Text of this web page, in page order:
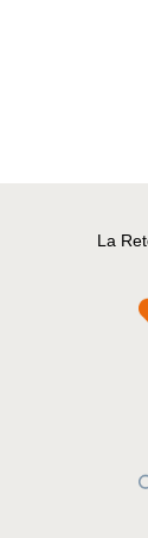
La